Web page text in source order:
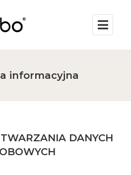
informacyjna
DANYCH